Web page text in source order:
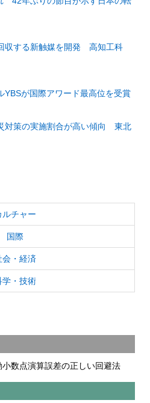
収する新触媒を開発 高知工科
YBSが国際アワード最高位を受賞
対策の実施割合が高い傾向 東北
ルチャー
国際
会・経済
学・技術
数点演算誤差の正しい回避法